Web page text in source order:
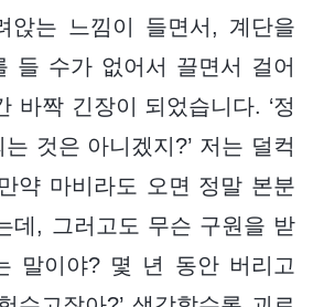
앉는 느낌이 들면서, 계단을
들 수가 없어서 끌면서 걸어
바짝 긴장이 되었습니다. ‘정
것은 아니겠지?’ 저는 덜컥
약 마비라도 오면 정말 본분
데, 그러고도 무슨 구원을 받
말이야? 몇 년 동안 버리고